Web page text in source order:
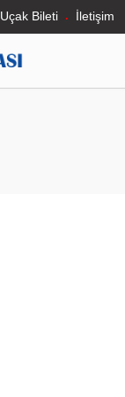
Uçak Bileti İletişim